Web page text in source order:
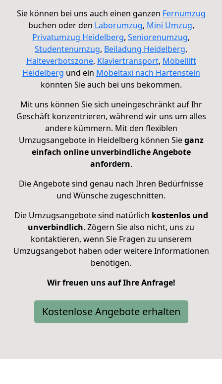
Sie können bei uns auch einen ganzen Fernumzug
buchen oder den Laborumzug, Mini Umzug,
Privatumzug Heidelberg, Seniorenumzug,
Studentenumzug, Beiladung Heidelberg,
Halteverbotszone, Klaviertransport, Möbellift
Heidelberg und ein Möbeltaxi nach Hartenstein
könnten Sie auch bei uns bekommen.
Mit uns können Sie sich uneingeschränkt auf Ihr
Geschäft konzentrieren, während wir uns um alles
andere kümmern. Mit den flexiblen
Umzugsangebote in Heidelberg können Sieganz
einfach online unverbindliche Angebote
anfordern.
Die Angebote sind genau nach Ihren Bedürfnisse
und Wünsche zugeschnitten.
Die Umzugsangebote sind natürlich kostenlos und
unverbindlich. Zögern Sie also nicht, uns zu
kontaktieren, wenn Sie Fragen zu unserem
Umzugsangebot haben oder weitere Informationen
benötigen.
Wir freuen uns auf Ihre Anfrage!
Kostenlose Angebote erhalten